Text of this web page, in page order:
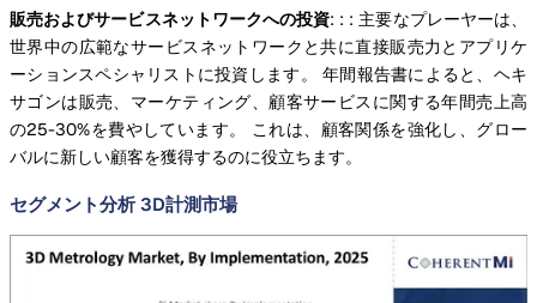
販売およびサービスネットワークへの投資: : : 主要なプレーヤーは、
世界中の広範なサービスネットワークと共に直接販売力とアプリケ
ーションスペシャリストに投資します。 年間報告書によると、ヘキ
サゴンは販売、マーケティング、顧客サービスに関する年間売上高
の25-30%を費やしています。 これは、顧客関係を強化し、グロー
バルに新しい顧客を獲得するのに役立ちます。
セグメント分析 3D計測市場